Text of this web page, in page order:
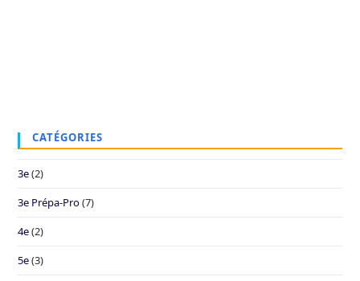
CATÉGORIES
3e(2)
3e Prépa-Pro(7)
4e(2)
5e(3)